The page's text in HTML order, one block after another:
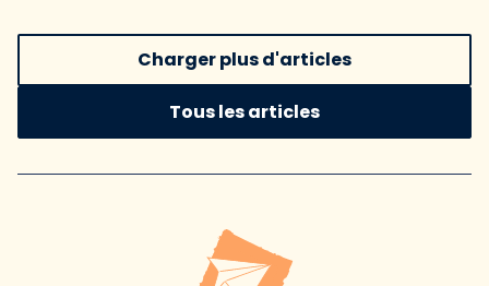
Charger plus d'articles
Tous les articles